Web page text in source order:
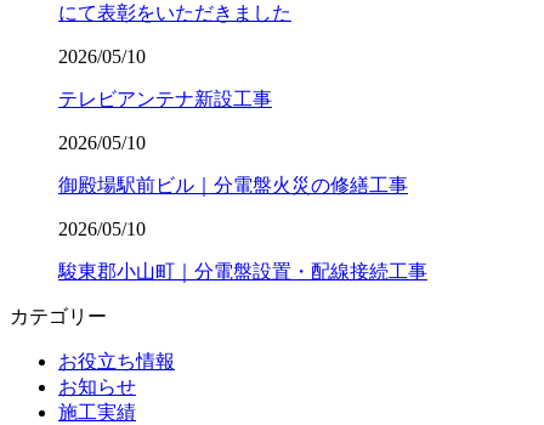
にて表彰をいただきました
2026/05/10
テレビアンテナ新設工事
2026/05/10
御殿場駅前ビル｜分電盤火災の修繕工事
2026/05/10
駿東郡小山町｜分電盤設置・配線接続工事
カテゴリー
お役立ち情報
お知らせ
施工実績